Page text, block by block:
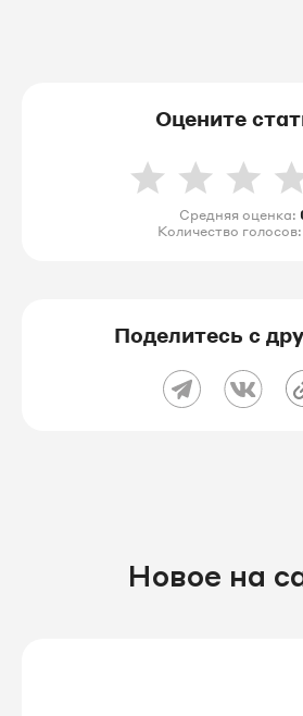
Оцените
Средняя оценка:
Количество голосов:
Поделитесь с
Новое на